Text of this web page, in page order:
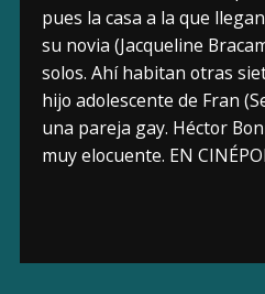
pues la casa a la que
su novia (Jacqueline
solos. Ahí habitan otras
hijo adolescente de Fran
una pareja gay. Héctor
muy elocuente. EN